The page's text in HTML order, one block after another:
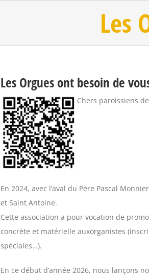
Les
Les Orgues ont besoin de
Chers paroissiens
En 2024, avec l’aval du Père Pascal
et Saint Antoine.
Cette association a pour vocation de
concrète et matérielle auxorganistes
spéciales…).
En ce début d’année 2026, nous lançons